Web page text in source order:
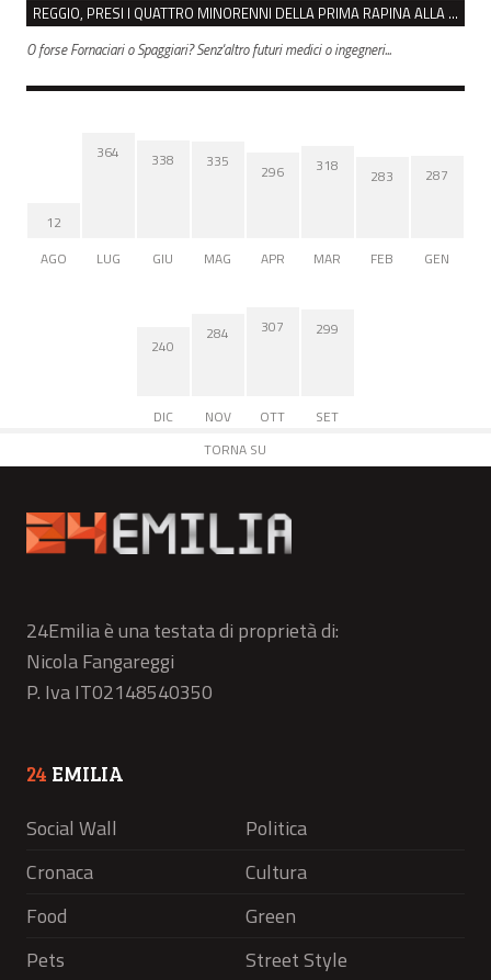
REGGIO, PRESI I QUATTRO MINORENNI DELLA PRIMA RAPINA ALLA FARMACIA DI COVIOLO
O forse Fornaciari o Spaggiari? Senz'altro futuri medici o ingegneri...
12
AGO
364
LUG
338
GIU
335
MAG
296
APR
318
MAR
283
FEB
287
GEN
240
DIC
284
NOV
307
OTT
299
SET
TORNA SU
24Emilia è una testata di proprietà di:
Nicola Fangareggi
P. Iva IT02148540350
24 EMILIA
Social Wall
Politica
Cronaca
Cultura
Food
Green
Pets
Street Style